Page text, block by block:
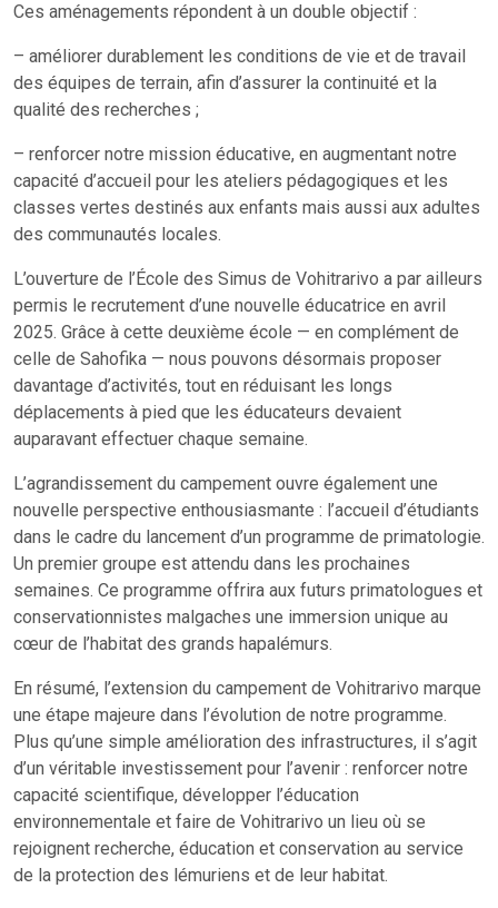
Ces aménagements répondent à un double objectif :
– améliorer durablement les conditions de vie et de travail
des équipes de terrain, afin d’assurer la continuité et la
qualité des recherches ;
– renforcer notre mission éducative, en augmentant notre
capacité d’accueil pour les ateliers pédagogiques et les
classes vertes destinés aux enfants mais aussi aux adultes
des communautés locales.
L’ouverture de l’École des Simus de Vohitrarivo a par ailleurs
permis le recrutement d’une nouvelle éducatrice en avril
2025. Grâce à cette deuxième école — en complément de
celle de Sahofika — nous pouvons désormais proposer
davantage d’activités, tout en réduisant les longs
déplacements à pied que les éducateurs devaient
auparavant effectuer chaque semaine.
L’agrandissement du campement ouvre également une
nouvelle perspective enthousiasmante : l’accueil d’étudiants
dans le cadre du lancement d’un programme de primatologie.
Un premier groupe est attendu dans les prochaines
semaines. Ce programme offrira aux futurs primatologues et
conservationnistes malgaches une immersion unique au
cœur de l’habitat des grands hapalémurs.
En résumé, l’extension du campement de Vohitrarivo marque
une étape majeure dans l’évolution de notre programme.
Plus qu’une simple amélioration des infrastructures, il s’agit
d’un véritable investissement pour l’avenir : renforcer notre
capacité scientifique, développer l’éducation
environnementale et faire de Vohitrarivo un lieu où se
rejoignent recherche, éducation et conservation au service
de la protection des lémuriens et de leur habitat.